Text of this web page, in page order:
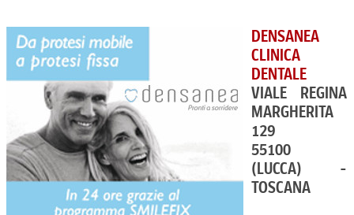
DENSANEA
CLINICA
DENTALE
VIALE REGINA
MARGHERITA
129
55100
(LUCCA) -
TOSCANA